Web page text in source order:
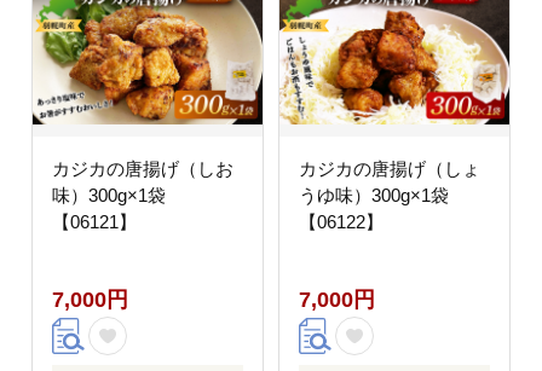
カジカの唐揚げ（しお
味）300g×1袋
【06121】
7,000円
カジカの唐揚げ（しょ
うゆ味）300g×1袋
【06122】
7,000円